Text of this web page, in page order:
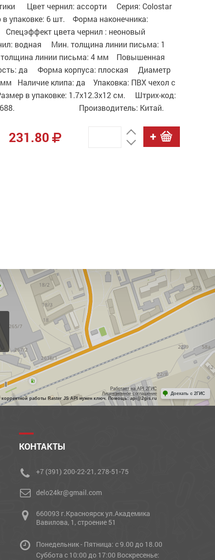
Цвет чернил: ассорти Серия: Colostar
в упаковке: 6 шт. Форма наконечника:
цвета чернил : неоновый
водная Мин. толщина линии письма: 1
линии письма: 4 мм Повышенная
да Форма корпуса: плоская Диаметр
мм Наличие клипа: да Упаковка: ПВХ чехол с
в упаковке: 1.7x12.3x12 см. Штрих-код:
Производитель: Китай.
231.80
Работает на API 2ГИС
Лицензионное соглашение
корректной работы Raster JS API нужен ключ. Помощь: api@2gis.ru
Доехать с 2ГИС
КОНТАКТЫ
+7 (391) 200-22-21, 278-51-75
delo24kr@gmail.com
660093 г.Красноярск ул.Академика
Вавилова, 1, строение 51
Понедельник - Пятница: с 9.00 до 18.00
Cуббота с 10:00 до 17:00 Воскресенье: